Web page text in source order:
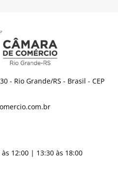
- Rio Grande/RS - Brasil - CEP
12:00 | 13:30 às 18:00